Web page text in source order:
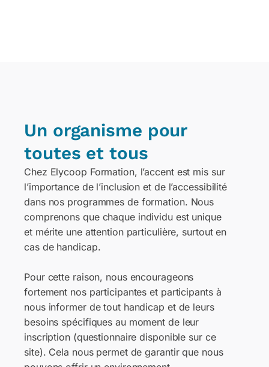
Un organisme pour
toutes et tous
Chez Elycoop Formation, l’accent est mis sur
l’importance de l’inclusion et de l’accessibilité
dans nos programmes de formation. Nous
comprenons que chaque individu est unique
et mérite une attention particulière, surtout en
cas de handicap.
Pour cette raison, nous encourageons
fortement nos participantes et participants à
nous informer de tout handicap et de leurs
besoins spécifiques au moment de leur
inscription (questionnaire disponible sur ce
site). Cela nous permet de garantir que nous